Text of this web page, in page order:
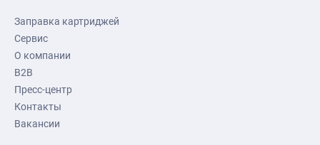
Заправка картриджей
Сервис
О компании
B2B
Пресс-центр
Контакты
Вакансии